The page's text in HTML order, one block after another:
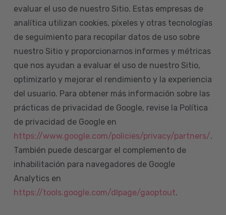
evaluar el uso de nuestro Sitio. Estas empresas de
analítica utilizan cookies, píxeles y otras tecnologías
de seguimiento para recopilar datos de uso sobre
nuestro Sitio y proporcionarnos informes y métricas
que nos ayudan a evaluar el uso de nuestro Sitio,
optimizarlo y mejorar el rendimiento y la experiencia
del usuario. Para obtener más información sobre las
prácticas de privacidad de Google, revise la Política
de privacidad de Google en
https://www.google.com/policies/privacy/partners/.
También puede descargar el complemento de
inhabilitación para navegadores de Google
Analytics en
https://tools.google.com/dlpage/gaoptout.